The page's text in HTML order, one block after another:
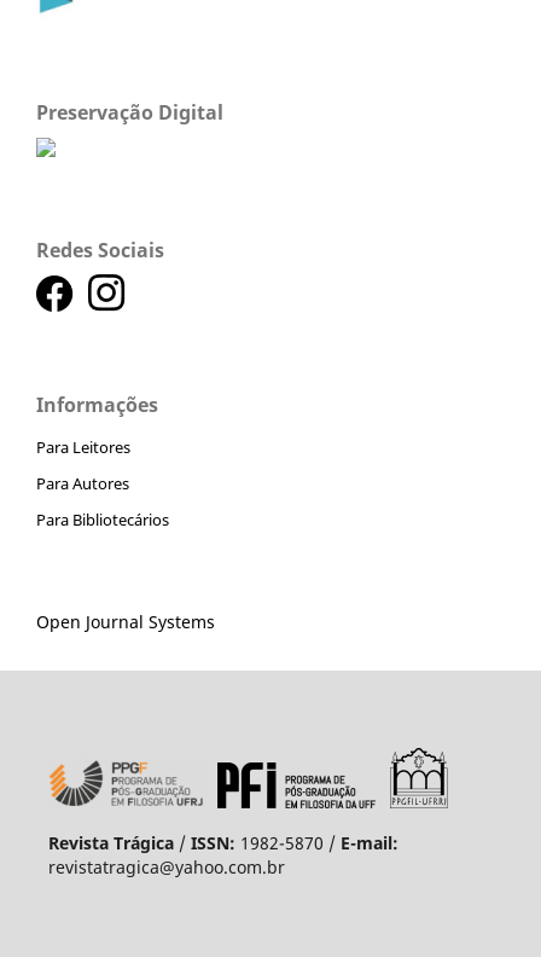
Preservação Digital
Redes Sociais
Informações
Para Leitores
Para Autores
Para Bibliotecários
Open Journal Systems
Revista Trágica/ ISSN: 1982-5870 / E-mail:
revistatragica@yahoo.com.br